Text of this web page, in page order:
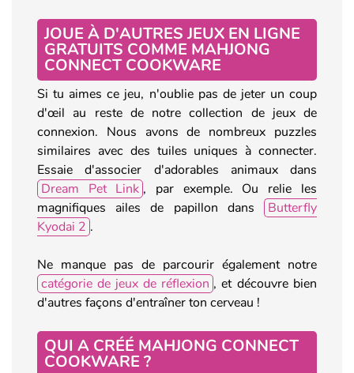
JOUE À D'AUTRES JEUX EN LIGNE
GRATUITS COMME MAHJONG
CONNECT COOKWARE
Si tu aimes ce jeu, n'oublie pas de jeter un coup
d'œil au reste de notre collection de jeux de
connexion. Nous avons de nombreux puzzles
similaires avec des tuiles uniques à connecter.
Essaie d'associer d'adorables animaux dans
Dream Pet Link , par exemple. Ou relie les
magnifiques ailes de papillon dans
Butterfly
Kyodai 2 .
Ne manque pas de parcourir également notre
catégorie de jeux de réflexion , et découvre bien
d'autres façons d'entraîner ton cerveau !
QUI A CRÉÉ MAHJONG CONNECT
COOKWARE ?